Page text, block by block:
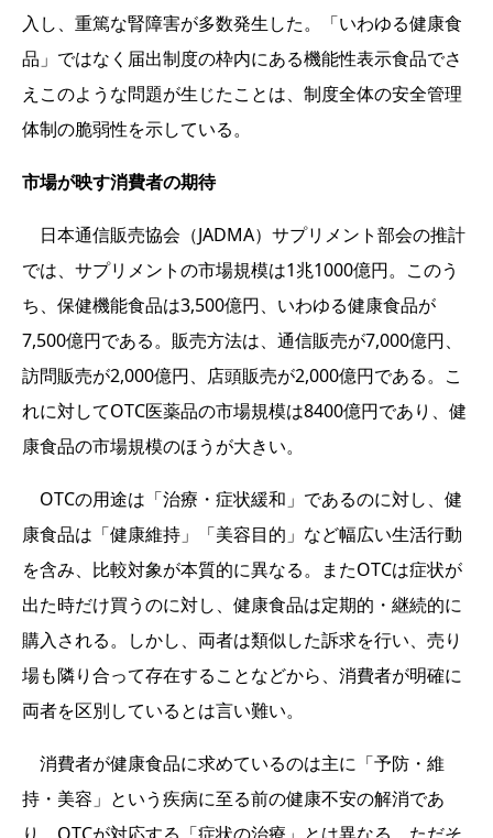
入し、重篤な腎障害が多数発生した。「いわゆる健康食
品」ではなく届出制度の枠内にある機能性表示食品でさ
えこのような問題が生じたことは、制度全体の安全管理
体制の脆弱性を示している。
市場が映す消費者の期待
日本通信販売協会（JADMA）サプリメント部会の推計
では、サプリメントの市場規模は1兆1000億円。このう
ち、保健機能食品は3,500億円、いわゆる健康食品が
7,500億円である。販売方法は、通信販売が7,000億円、
訪問販売が2,000億円、店頭販売が2,000億円である。こ
れに対してOTC医薬品の市場規模は8400億円であり、健
康食品の市場規模のほうが大きい。
OTCの用途は「治療・症状緩和」であるのに対し、健
康食品は「健康維持」「美容目的」など幅広い生活行動
を含み、比較対象が本質的に異なる。またOTCは症状が
出た時だけ買うのに対し、健康食品は定期的・継続的に
購入される。しかし、両者は類似した訴求を行い、売り
場も隣り合って存在することなどから、消費者が明確に
両者を区別しているとは言い難い。
消費者が健康食品に求めているのは主に「予防・維
持・美容」という疾病に至る前の健康不安の解消であ